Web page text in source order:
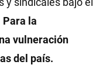
Para la
vulneración
del país.